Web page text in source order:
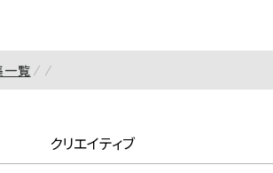
一覧
クリエイティブ